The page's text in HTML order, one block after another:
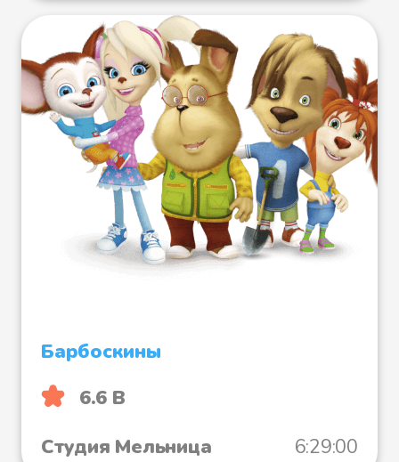
Барбоскины
6.6 B
Студия Мельница
6:29:00